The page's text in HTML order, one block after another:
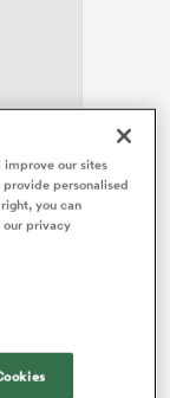
parfait, à
De ne rien
leur
a pêché en
improve our sites
personalised
you can
our privacy